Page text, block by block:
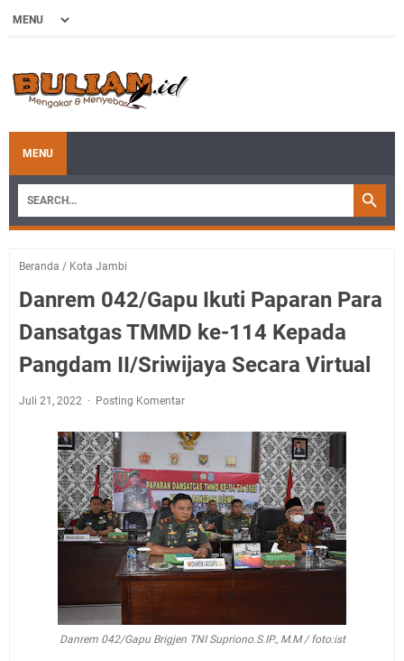
MENU
Beranda / Kota Jambi
Danrem 042/Gapu Ikuti Paparan Para
Dansatgas TMMD ke-114 Kepada
Pangdam II/Sriwijaya Secara Virtual
Juli 21, 2022 Posting Komentar
Danrem 042/Gapu Brigjen TNI Supriono.S.IP., M.M / foto:ist